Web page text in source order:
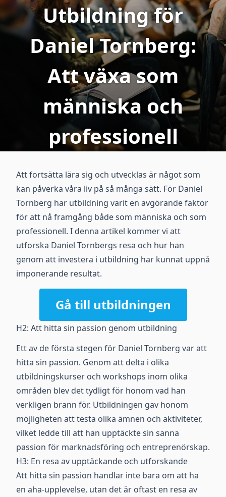
Utbildning för
Daniel Tornberg:
Att växa som
människa och
professionell
Att fortsätta lära sig och utvecklas är något som
kan påverka våra liv på så många sätt. För Daniel
Tornberg har utbildning varit en avgörande faktor
för att nå framgång både som människa och som
professionell. I denna artikel kommer vi att
utforska Daniel Tornbergs resa och hur han
genom att investera i utbildning har kunnat uppnå
imponerande resultat.
Gå till utbildningen
H2: Att hitta sin passion genom utbildning
Ett av de första stegen för Daniel Tornberg var att
hitta sin passion. Genom att delta i olika
utbildningskurser och workshops inom olika
områden blev det tydligt för honom vad han
verkligen brann för. Utbildningen gav honom
möjligheten att testa olika ämnen och aktiviteter,
vilket ledde till att han upptäckte sin sanna
passion för marknadsföring och entreprenörskap.
H3: En resa av upptäckande och utforskande
Att hitta sin passion handlar inte bara om att ha
en aha-upplevelse, utan det är oftast en resa av